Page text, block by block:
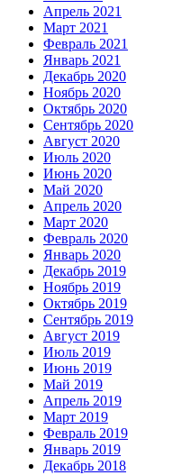
Апрель 2021
Март 2021
Февраль 2021
Январь 2021
Декабрь 2020
Ноябрь 2020
Октябрь 2020
Сентябрь 2020
Август 2020
Июль 2020
Июнь 2020
Май 2020
Апрель 2020
Март 2020
Февраль 2020
Январь 2020
Декабрь 2019
Ноябрь 2019
Октябрь 2019
Сентябрь 2019
Август 2019
Июль 2019
Июнь 2019
Май 2019
Апрель 2019
Март 2019
Февраль 2019
Январь 2019
Декабрь 2018